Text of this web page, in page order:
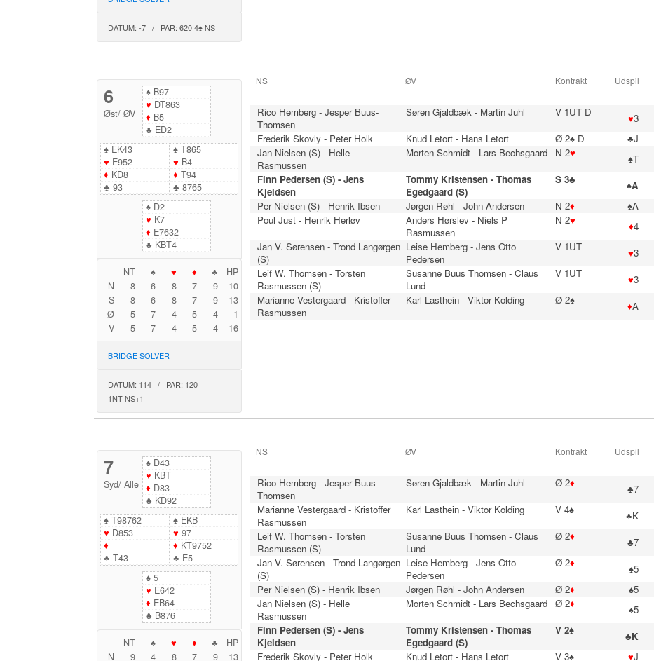
DATUM: -7 / PAR: 620 4♠ NS
6
Øst/ØV
♠B97
♥ DT863
♦ B5
♣ ED2
♠ EK43
♥ E952
♦ KD8
♣ 93
♠T865
♥ B4
♦ T94
♣ 8765
♠D2
♥ K7
♦ E7632
♣ KBT4
NT ♠ ♥ ♦ ♣
HP
N
8 6 8 7 9
10
S
8 6 8 7 9
13
Ø
5 7 4 5 4
1
V
5 7 4 5 4 16
BRIDGE SOLVER
DATUM: 114 / PAR: 120
1NT NS+1
NS ØV Kontrakt Udspil
Rico Hemberg - Jesper Buus-
Thomsen
Søren Gjaldbæk - Martin Juhl V 1UT D ♥3
Frederik Skovly - Peter Holk
Knud Letort - Hans Letort Ø 2♠ D ♣J
Jan Nielsen (S) - Helle
Rasmussen
Morten Schmidt - Lars Bechsgaard N 2♥ ♠T
Finn Pedersen (S) - Jens
Kjeldsen
Tommy Kristensen - Thomas
Egedgaard (S)
S 3♣ ♠A
Per Nielsen (S) - Henrik Ibsen
Jørgen Røhl - John Andersen N 2♦ ♠A
Poul Just - Henrik Herløv
Anders Hørslev - Niels P
Rasmussen
N 2♥ ♦4
Jan V. Sørensen - Trond Langørgen
(S)
Leise Hemberg - Jens Otto
Pedersen
V 1UT ♥3
Leif W. Thomsen - Torsten
Rasmussen (S)
Susanne Buus Thomsen - Claus
Lund
V 1UT ♥3
Marianne Vestergaard - Kristoffer
Rasmussen
Karl Lasthein - Viktor Kolding Ø 2♠ ♦A
7
Syd/Alle
♠D43
♥ KBT
♦ D83
♣ KD92
♠ T98762
♥ D853
♦
♣ T43
♠EKB
♥ 97
♦ KT9752
♣ E5
♠5
♥ E642
♦ EB64
♣ B876
NT ♠ ♥ ♦ ♣
HP
N
9 4 8 7 9 13
NS ØV Kontrakt Udspil
Rico Hemberg - Jesper Buus-
Thomsen
Søren Gjaldbæk - Martin Juhl Ø 2♦ ♣7
Marianne Vestergaard - Kristoffer
Rasmussen
Karl Lasthein - Viktor Kolding V 4♠ ♣K
Leif W. Thomsen - Torsten
Rasmussen (S)
Susanne Buus Thomsen - Claus
Lund
Ø 2♦ ♣7
Jan V. Sørensen - Trond Langørgen
(S)
Leise Hemberg - Jens Otto
Pedersen
Ø 2♦ ♠5
Per Nielsen (S) - Henrik Ibsen
Jørgen Røhl - John Andersen Ø 2♦ ♠5
Jan Nielsen (S) - Helle
Rasmussen
Morten Schmidt - Lars Bechsgaard Ø 2♦ ♠5
Finn Pedersen (S) - Jens
Kjeldsen
Tommy Kristensen - Thomas
Egedgaard (S)
V 2♠ ♣K
Frederik Skovly - Peter Holk
Knud Letort - Hans Letort V 3♠ ♥J